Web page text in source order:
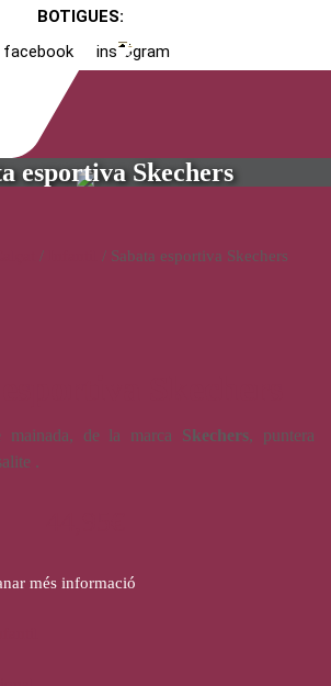
BOTIGUES:
facebook
instagram
esportiva Skechers
/ / Sabata esportiva Skechers
mainada, de la marca Skechers, puntera
.
més informació